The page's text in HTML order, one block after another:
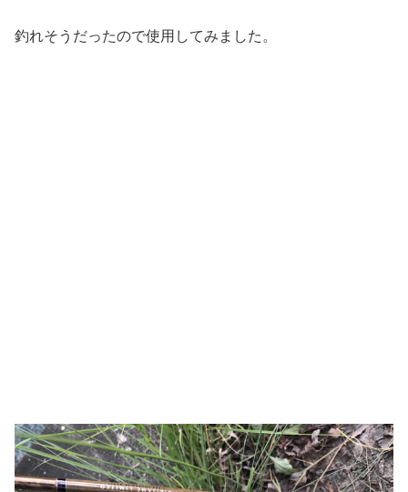
釣れそうだったので使用してみました。